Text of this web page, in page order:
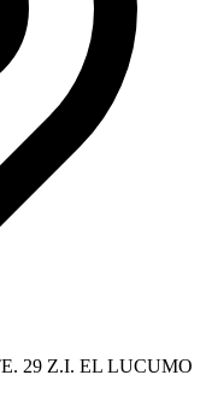
29 Z.I. EL LUCUMO